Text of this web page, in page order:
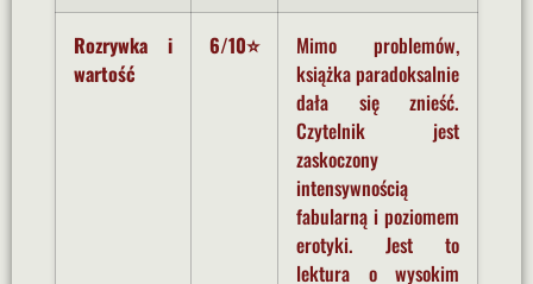
Rozrywka i
wartość
6/10⭐
Mimo problemów,
książka paradoksalnie
dała się znieść.
Czytelnik jest
zaskoczony
intensywnością
fabularną i poziomem
erotyki. Jest to
lektura o wysokim